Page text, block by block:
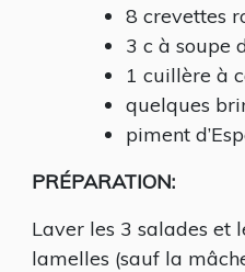
8 crevettes
3 c à soupe
1 cuillère à
quelques
piment
PRÉPARATION:
Laver les 3 salades et
lamelles (sauf la